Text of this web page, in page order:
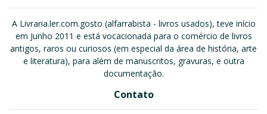
A Livraria.ler.com.gosto (alfarrabista - livros usados), teve início
em Junho 2011 e está vocacionada para o comércio de livros
antigos, raros ou curiosos (em especial da área de história, arte
e literatura), para além de manuscritos, gravuras, e outra
documentação.
Contato